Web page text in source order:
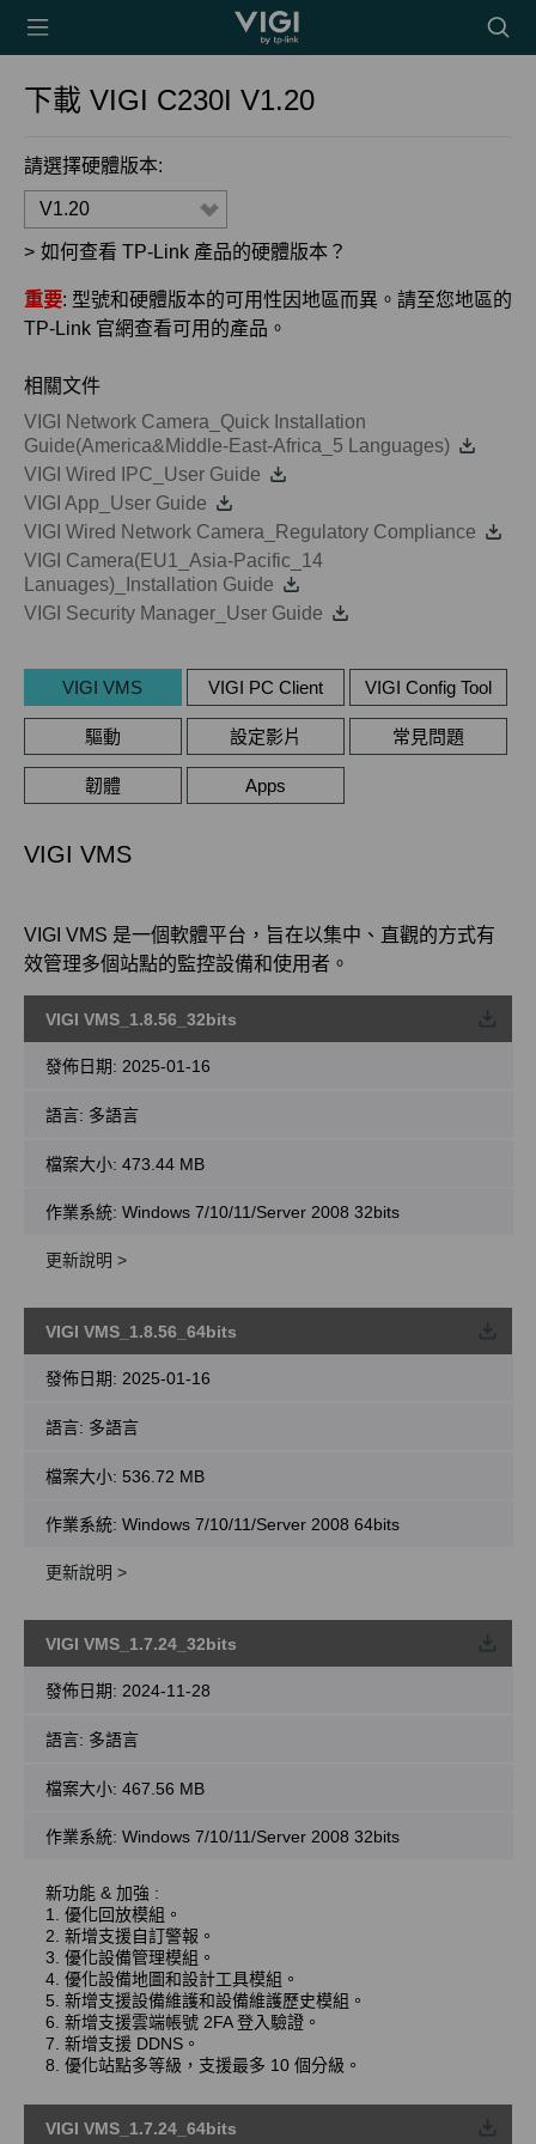
TP-Link, Reliably
搜
尋
下載 VIGI C230I V1.20
請選擇硬體版本:
V1.20
> 如何查看 TP-Link 產品的硬體版本？
重要: 型號和硬體版本的可用性因地區而異。請至您地區的
TP-Link 官網查看可用的產品。
相關文件
VIGI Network Camera_Quick Installation
Guide(America&Middle-East-Africa_5 Languages)
VIGI Wired IPC_User Guide
VIGI App_User Guide
VIGI Wired Network Camera_Regulatory Compliance
VIGI Camera(EU1_Asia-Pacific_14
Lanuages)_Installation Guide
VIGI Security Manager_User Guide
VIGI VMS VIGI PC Client VIGI Config Tool
驅動 設定影片 常見問題
韌體 Apps
VIGI VMS
VIGI VMS 是一個軟體平台，旨在以集中、直觀的方式有
效管理多個站點的監控設備和使用者。
VIGI VMS_1.8.56_32bits
發佈日期: 2025-01-16
語言: 多語言
檔案大小: 473.44 MB
作業系統: Windows 7/10/11/Server 2008 32bits
更新說明 >
VIGI VMS_1.8.56_64bits
發佈日期: 2025-01-16
語言: 多語言
檔案大小: 536.72 MB
作業系統: Windows 7/10/11/Server 2008 64bits
更新說明 >
VIGI VMS_1.7.24_32bits
發佈日期: 2024-11-28
語言: 多語言
檔案大小: 467.56 MB
作業系統: Windows 7/10/11/Server 2008 32bits
新功能 & 加強 :
1. 優化回放模組。
2. 新增支援自訂警報。
3. 優化設備管理模組。
4. 優化設備地圖和設計工具模組。
5. 新增支援設備維護和設備維護歷史模組。
6. 新增支援雲端帳號 2FA 登入驗證。
7. 新增支援 DDNS。
8. 優化站點多等級，支援最多 10 個分級。
VIGI VMS_1.7.24_64bits